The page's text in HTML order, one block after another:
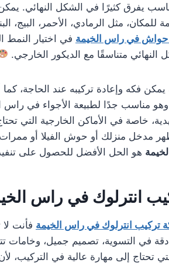
يفرق كثيرًا في الشكل النهائي.
مثل الرمادي، الأحمر، البيج،
في راس الخيمة في اختيار النمط
متناسقًا مع الديكور الخارجي.
فكه وإعادة تركيبه عند الحاجة،
وهو مناسب جدًا لطبيعة الأجواء في راس
خاصة في الأماكن الخارجية التي
منزلك أو حوش الفيلا أو ممرات
هو الحل الأفضل للحصول على
انترلوك في راس
تركيب انترلوك في راس الخيمة فأنت
في التسوية، تصميم جميل، وخامات
تحتاج إلى مهارة عالية في